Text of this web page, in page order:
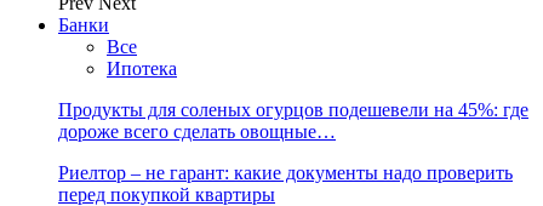
Банки
Все
Ипотека
Продукты для соленых огурцов подешевели на 45%: где
дороже всего сделать овощные…
Риелтор – не гарант: какие документы надо проверить
перед покупкой квартиры